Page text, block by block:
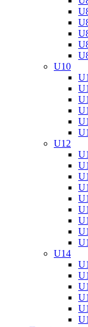
U10
U12
U14